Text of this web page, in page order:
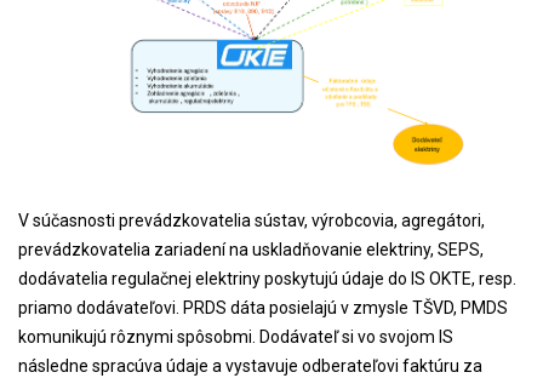
V súčasnosti prevádzkovatelia sústav, výrobcovia, agregátori,
prevádzkovatelia zariadení na uskladňovanie elektriny, SEPS,
dodávatelia regulačnej elektriny poskytujú údaje do IS OKTE, resp.
priamo dodávateľovi. PRDS dáta posielajú v zmysle TŠVD, PMDS
komunikujú rôznymi spôsobmi. Dodávateľ si vo svojom IS
následne spracúva údaje a vystavuje odberateľovi faktúru za